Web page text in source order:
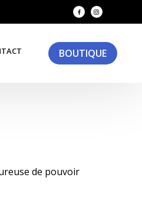
BOUTIQUE
de pouvoir